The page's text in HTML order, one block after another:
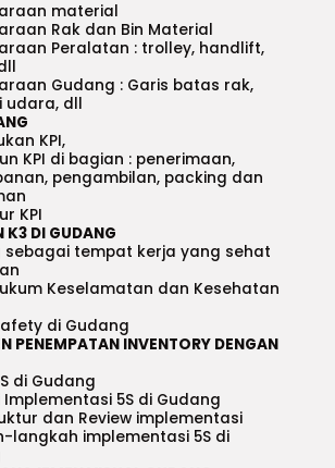
material
Rak dan Bin Material
Peralatan : trolley, handlift,
Gudang : Garis batas rak,
udara, dll
KPI,
KPI di bagian : penerimaan,
pengambilan, packing dan
KPI
K3 DI GUDANG
sebagai tempat kerja yang sehat
Keselamatan dan Kesehatan
di Gudang
PENEMPATAN INVENTORY DENGAN
di Gudang
5S di Gudang
dan Review implementasi
langkah implementasi 5S di